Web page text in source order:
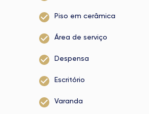
Piso em cerâmica
Área de serviço
Despensa
Escritório
Varanda